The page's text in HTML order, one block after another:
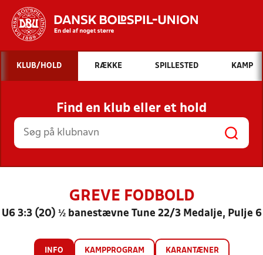
Hvad vil du søge efter?
INDHOLD OG NYHEDER
STILLINGER, RESULTATER, KLUBBER OG
HOLD
KLUB/HOLD RÆKKE SPILLESTED KAMP
Find en klub eller et hold
GREVE FODBOLD
U6 3:3 (20) ½ banestævne Tune 22/3 Medalje, Pulje 6
INFO KAMPPROGRAM KARANTÆNER